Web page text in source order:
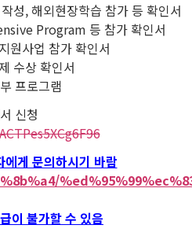
성, 해외현장학습 참가 등 확인서
Program 등 참가 확인서
원사업 참가 확인서
수상 확인서
프로그램
신청
게 문의하시기 바람
이 불가할 수 있음